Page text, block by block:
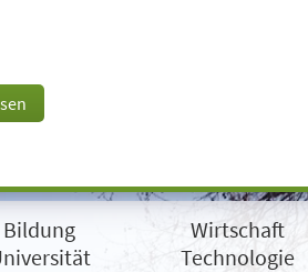
Bildung
Wirtschaft
Technologie